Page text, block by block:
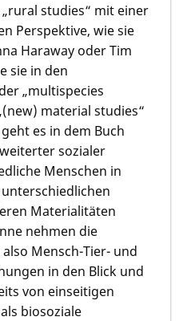
studies“ mit einer
Perspektive, wie sie
Haraway oder Tim
sie in den
„multispecies
material studies“
es in dem Buch
sozialer
Menschen in
Materialitäten
nehmen die
Mensch-Tier- und
in den Blick und
von einseitigen
biosoziale